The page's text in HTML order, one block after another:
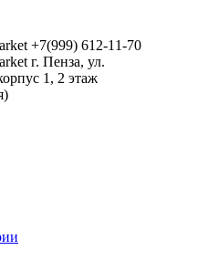
+7(999) 612-11-70
г. Пенза, ул.
1, 2 этаж